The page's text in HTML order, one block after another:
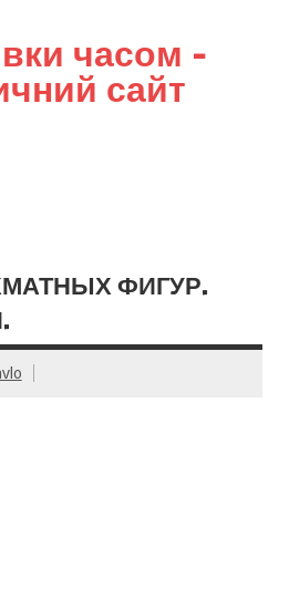
часом –
сайт
ФИГУР.